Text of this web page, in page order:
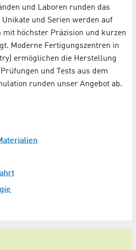
und Laboren runden das
und Serien werden auf
mit höchster Präzision und kurzen
Moderne Fertigungszentren in
ermöglichen die Herstellung
und Tests aus dem
runden unser Angebot ab.